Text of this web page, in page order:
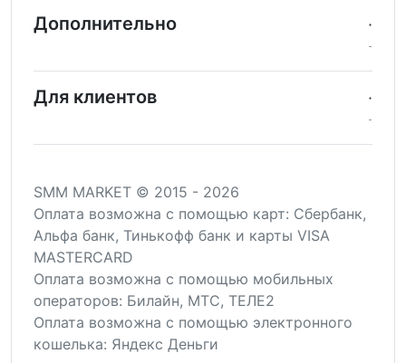
Дополнительно
Для клиентов
SMM MARKET © 2015 - 2026
Оплата возможна c помощью карт: Сбербанк,
Альфа банк, Тинькофф банк и карты VISA
MASTERCARD
Оплата возможна с помощью мобильных
операторов: Билайн, МТС, ТЕЛЕ2
Оплата возможна с помощью электронного
кошелька: Яндекс Деньги